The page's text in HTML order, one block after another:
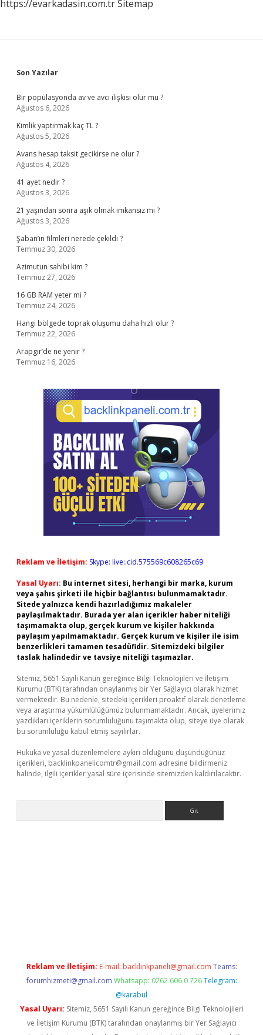
https://evarkadasin.com.trSitemap
Sidebar
Son Yazılar
Bir popülasyonda av ve avcı ilişkisi olur mu ?
Ağustos 6, 2026
Kimlik yaptırmak kaç TL ?
Ağustos 5, 2026
Avans hesap taksit gecikirse ne olur ?
Ağustos 4, 2026
41 ayet nedir ?
Ağustos 3, 2026
21 yaşından sonra aşık olmak imkansız mı ?
Ağustos 3, 2026
Şaban’ın filmleri nerede çekildi ?
Temmuz 30, 2026
Azimutun sahibi kim ?
Temmuz 27, 2026
16 GB RAM yeter mi ?
Temmuz 24, 2026
Hangi bölgede toprak oluşumu daha hızlı olur ?
Temmuz 22, 2026
Arapgir’de ne yenir ?
Temmuz 16, 2026
Reklam ve İletişim: Skype: live:.cid.575569c608265c69
Yasal Uyarı: Bu internet sitesi, herhangi bir marka, kurum
veya şahıs şirketi ile hiçbir bağlantısı bulunmamaktadır.
Sitede yalnızca kendi hazırladığımız makaleler
paylaşılmaktadır. Burada yer alan içerikler haber niteliği
taşımamakta olup, gerçek kurum ve kişiler hakkında
paylaşım yapılmamaktadır. Gerçek kurum ve kişiler ile isim
benzerlikleri tamamen tesadüfidir. Sitemizdeki bilgiler
taslak halindedir ve tavsiye niteliği taşımazlar.
Sitemiz, 5651 Sayılı Kanun gereğince Bilgi Teknolojileri ve İletişim
Kurumu (BTK) tarafından onaylanmış bir Yer Sağlayıcı olarak hizmet
vermektedir. Bu nedenle, sitedeki içerikleri proaktif olarak denetleme
veya araştırma yükümlülüğümüz bulunmamaktadır. Ancak, üyelerimiz
yazdıkları içeriklerin sorumluluğunu taşımakta olup, siteye üye olarak
bu sorumluluğu kabul etmiş sayılırlar.
Hukuka ve yasal düzenlemelere aykırı olduğunu düşündüğünüz
içerikleri, backlinkpanelicomtr@gmail.com adresine bildirmeniz
halinde, ilgili içerikler yasal süre içerisinde sitemizden kaldırılacaktır.
Reklam ve İletişim: E-mail: backlinkpaneli@gmail.com Teams:
forumhizmeti@gmail.com Whatsapp: 0262 606 0 726 Telegram:
@karabul
Yasal Uyarı: Sitemiz, 5651 Sayılı Kanun gereğince Bilgi Teknolojileri
ve İletişim Kurumu (BTK) tarafından onaylanmış bir Yer Sağlayıcı